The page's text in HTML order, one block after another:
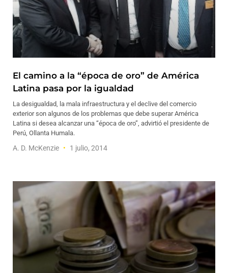
El camino a la “época de oro” de América
Latina pasa por la igualdad
La desigualdad, la mala infraestructura y el declive del comercio
exterior son algunos de los problemas que debe superar América
Latina si desea alcanzar una “época de oro”, advirtió el presidente de
Perú, Ollanta Humala.
A. D. McKenzie 1 julio, 2014